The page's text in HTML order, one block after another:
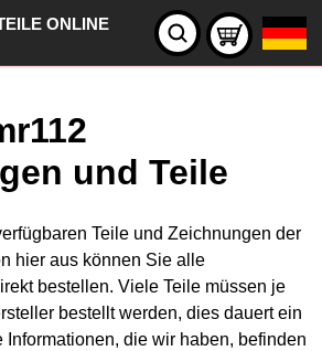
ONLINE
und Teile
Teile und Zeichnungen der
hier aus können Sie alle
bestellen. Viele Teile müssen je
bestellt werden, dies dauert ein
Informationen, die wir haben, befinden